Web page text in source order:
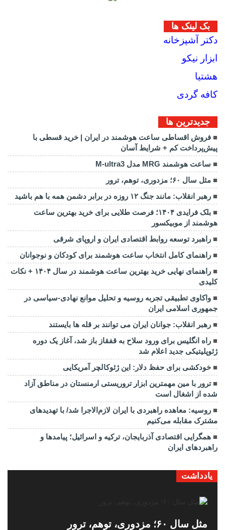
بک لینک ها
دکتر آشپزخانه
ابزار نیکو
هشتیا
کافه گردی
جديدترين ها
فروش اقساطی ساعت هوشمند در ایران | خرید قسطی با
پیش‌پرداخت کم + شرایط آسان
ساعت هوشمند MRG مدل M-ultra3
مثل سال ۶۰؛ مزدوری، توهم، ترور
رهبر انقلاب: مانند جنگ ۱۲ روزه در برابر دشمن همه با هم باشید
بلک فرایدی ۱۴۰۴؛ فرصت طلایی برای خرید بهترین ساعت
هوشمند از موبیکسور
راهبرد توسعه روابط اقتصادی ایران و اروپای شرقی
راهنمای کامل انتخاب ساعت هوشمند برای کودکان و نوجوانان
راهنمای نهایی خرید بهترین ساعت هوشمند در سال ۱۴۰۴ + نکات
کلیدی
واکاوی تطبیقی تجربه روسیه و تحلیل موانع نهادی-سیاسی در
جمهوری اسلامی ایران
رهبر انقلاب: جوانان ایران می توانند بر قله ها بایستند
راه انگلیس برای ورود سلاح به قفقاز باز شد، آغاز یک دوره
ژئوپلیتیکی جدید اعلام شد
خودکشی برای حفظ دلار: این ژئوکالچر آمریکایی
ترور با مین مهمترین ابزار تروریستی ارمنستان در مناطق آزاد
شده از اشغال است
روسیه: معاهده راهبردی با ایران لازم‌الاجرا شد/ با تهدیدهای
مشترک مقابله می‌کنیم
همگرایی اقتصادی آذربایجان، ترکیه و اسرائیل؛ پیامدها و
راهبردهای ایران
یادداشت
مثل سال ۶۰؛ مزدوری، توهم، ترور